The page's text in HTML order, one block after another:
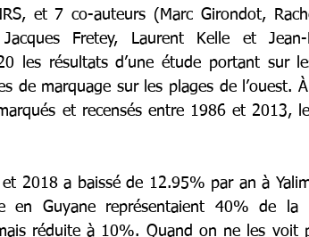
et 7 co-auteurs (Marc Girondot,
Fretey, Laurent Kelle et Jean-
les résultats d’une étude portant sur
de marquage sur les plages de l’ouest.
et recensés entre 1986 et 2013,
2018 a baissé de 12.95% par an à
en Guyane représentaient 40% de la
réduite à 10%. Quand on ne les voit